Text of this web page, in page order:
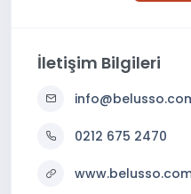
İletişim Bilgileri
0212 675 2470